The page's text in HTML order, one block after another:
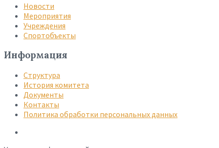
Новости
Мероприятия
Учреждения
Спортобъекты
Информация
Структура
История комитета
Документы
Контакты
Политика обработки персональных данных